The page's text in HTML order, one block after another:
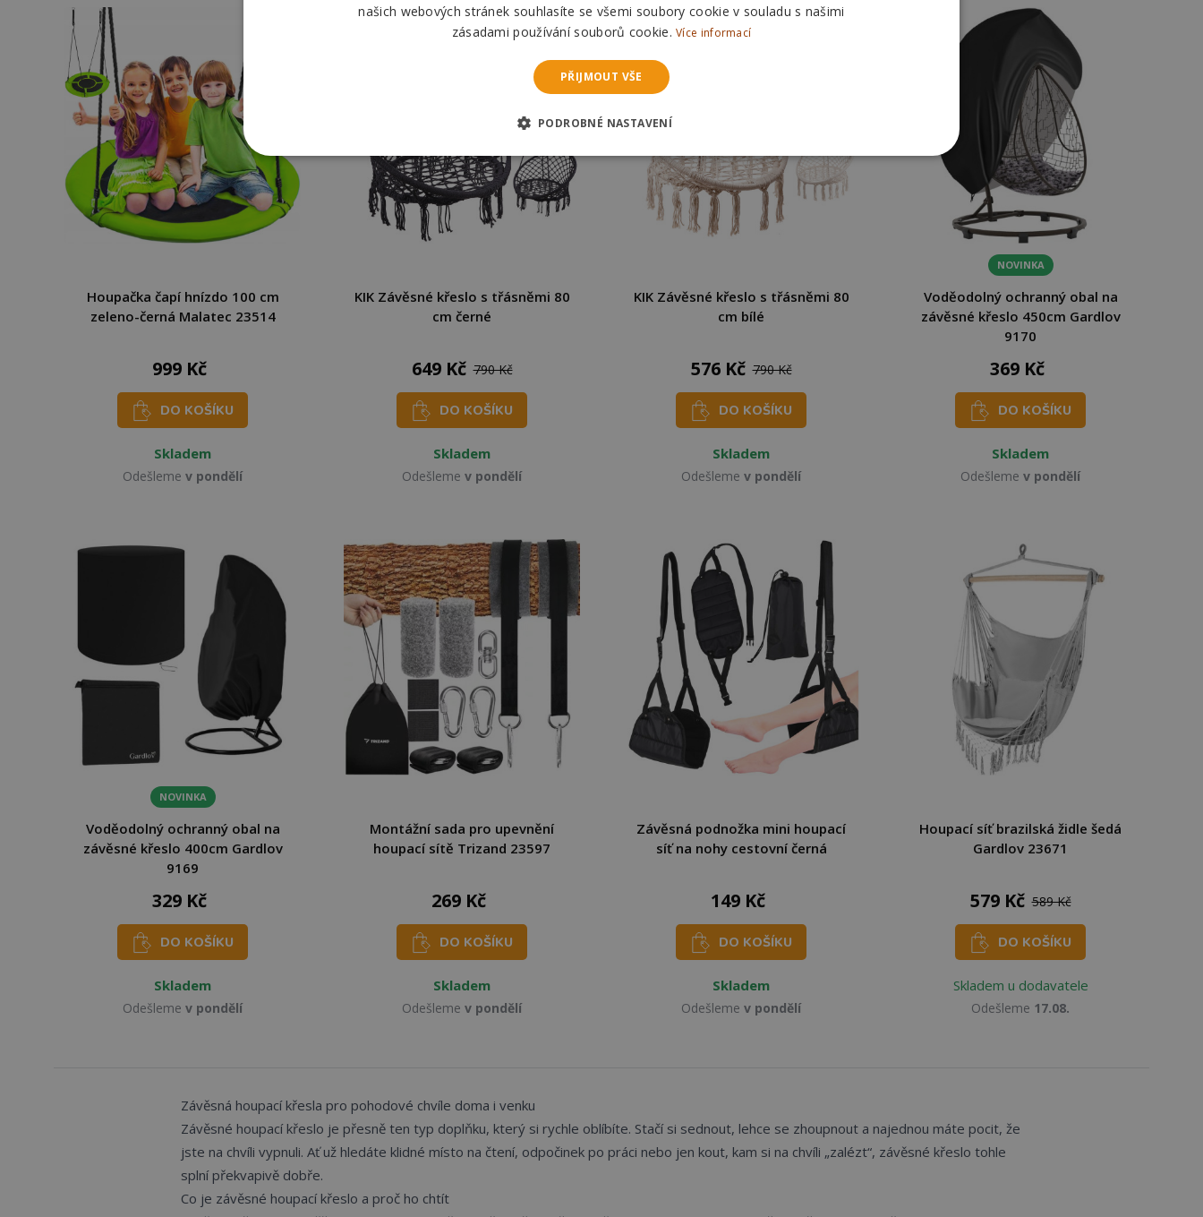
Houpačka čapí hnízdo 100 cm
zeleno-černá Malatec 23514
999 Kč
DO KOŠÍKU
Skladem
Odešleme v pondělí
KIK Závěsné křeslo s třásněmi 80
cm černé
649 Kč 790 Kč
DO KOŠÍKU
Skladem
Odešleme v pondělí
KIK Závěsné křeslo s třásněmi 80
cm bílé
576 Kč 790 Kč
DO KOŠÍKU
Skladem
Odešleme v pondělí
NOVINKA
Voděodolný ochranný obal na
závěsné křeslo 450cm Gardlov
9170
369 Kč
DO KOŠÍKU
Skladem
Odešleme v pondělí
NOVINKA
Voděodolný ochranný obal na
závěsné křeslo 400cm Gardlov
9169
329 Kč
DO KOŠÍKU
Skladem
Odešleme v pondělí
Montážní sada pro upevnění
houpací sítě Trizand 23597
269 Kč
DO KOŠÍKU
Skladem
Odešleme v pondělí
Závěsná podnožka mini houpací
síť na nohy cestovní černá
149 Kč
DO KOŠÍKU
Skladem
Odešleme v pondělí
Houpací síť brazilská židle šedá
Gardlov 23671
579 Kč 589 Kč
DO KOŠÍKU
Skladem u dodavatele
Odešleme 17.08.
Závěsná houpací křesla pro pohodové chvíle doma i venku
Závěsné houpací křeslo je přesně ten typ doplňku, který si rychle oblíbíte. Stačí si sednout, lehce se zhoupnout a najednou máte pocit, že
jste na chvíli vypnuli. Ať už hledáte klidné místo na čtení, odpočinek po práci nebo jen kout, kam si na chvíli „zalézt“, závěsné křeslo tohle
splní překvapivě dobře.
Co je závěsné houpací křeslo a proč ho chtít
našich webových stránek souhlasíte se všemi soubory cookie v souladu s našimi
zásadami používání souborů cookie.Více informací
PŘIJMOUT VŠE
PODROBNÉ NASTAVENÍ